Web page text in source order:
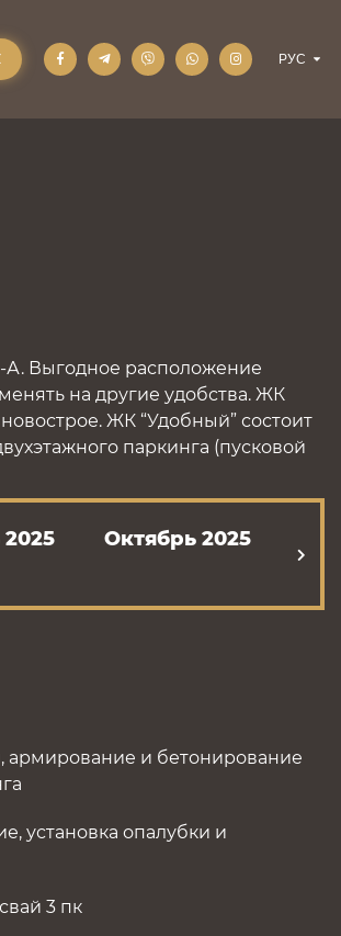
А. Выгодное расположение
на другие удобства. ЖК
ЖК “Удобный” состоит
паркинга (пусковой
Октябрь 2025
армирование и бетонирование
установка опалубки и
3 пк